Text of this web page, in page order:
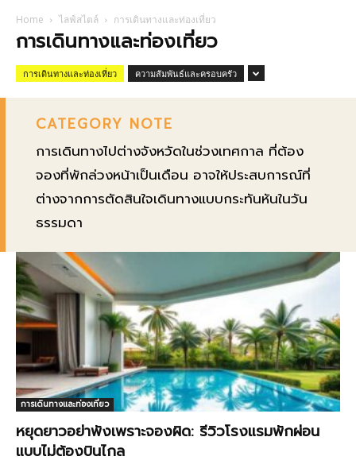
Home ไลฟ์สไตล์ การเดินทางและท่องเที่ยว
การเดินทางและท่องเที่ยว
การเดินทางและท่องเที่ยว ความสัมพันธ์และครอบครัว
CATEGORY NOTE
การเดินทางไปต่างจังหวัดในช่วงเทศกาล ที่ต้อง
จองที่พักล่วงหน้าเป็นเดือน อาจให้ประสบการณ์ที่
ต่างจากการตัดสินใจเดินทางแบบกระทันหันในวัน
ธรรมดา
การเดินทางและท่องเที่ยว
หยุดยาวอย่าพังเพราะจองผิด: รีวิวโรงแรมพักผ่อน
แบบไม่ต้องบินไกล